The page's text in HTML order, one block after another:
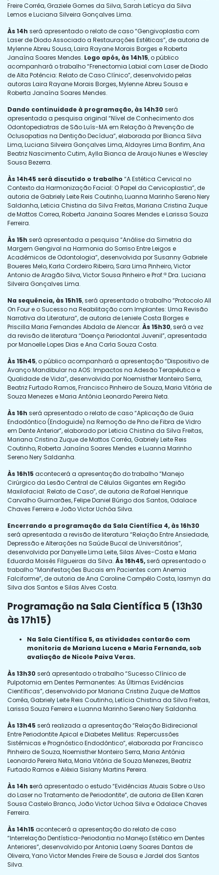
Freire Corrêa, Graziele Gomes da Silva, Sarah Letícya da Silva
Lemos e Luciana Silveira Gonçalves Lima.
Às 14h será apresentado o relato de caso “Gengivoplastia com
Laser de Diodo Associado a Restaurações Estéticas”, de autoria de
Mylenne Abreu Sousa, Laira Rayane Morais Borges e Roberta
Janaína Soares Mendes. Logo após, às 14h15, o público
acompanhará o trabalho “Frenectomia Labial com Laser de Diodo
de Alta Potência: Relato de Caso Clínico”, desenvolvido pelas
autoras Laira Rayane Morais Borges, Mylenne Abreu Sousa e
Roberta Janaína Soares Mendes.
Dando continuidade à programação, às 14h30 será
apresentada a pesquisa original “Nível de Conhecimento dos
Odontopediatras de São Luís-MA em Relação à Prevenção de
Oclusopatias na Dentição Decídua”, elaborada por Bianca Silva
Lima, Luciana Silveira Gonçalves Lima, Aldayres Lima Bonfim, Ana
Beatriz Nascimento Cutim, Aylla Bianca de Araujo Nunes e Wescley
Sousa Bezerra.
Às 14h45 será discutido o trabalho “A Estética Cervical no
Contexto da Harmonização Facial: O Papel da Cervicoplastia”, de
autoria de Gabriely Leite Reis Coutinho, Luanna Marinho Sereno Nery
Saldanha, Leticia Chistina da Silva Freitas, Mariana Cristina Zuque
de Mattos Correa, Roberta Janaina Soares Mendes e Larissa Souza
Ferreira.
Às 15h será apresentada a pesquisa “Análise da Simetria da
Margem Gengival na Harmonia do Sorriso Entre Leigos e
Acadêmicos de Odontologia”, desenvolvida por Susanny Gabriele
Boueres Melo, Karla Cordeiro Ribeiro, Sara Lima Pinheiro, Victor
Antonio de Aragão Silva, Victor Sousa Pinheiro e Prof.ª Dra. Luciana
Silveira Gonçalves Lima.
Na sequência, às 15h15, será apresentado o trabalho “Protocolo All
On Four e o Sucesso na Reabilitação com Implantes: Uma Revisão
Narrativa da Literatura”, de autoria de Leniele Costa Borges e
Priscilla Maria Fernandes Abdala de Alencar. Às 15h30, será a vez
da revisão de literatura “Doença Periodontal Juvenil”, apresentada
por Manoelle Lopes Dias e Ana Carla Souza Costa.
Às 15h45, o público acompanhará a apresentação “Dispositivo de
Avanço Mandibular na AOS: Impactos na Adesão Terapêutica e
Qualidade de Vida”, desenvolvida por Noemisther Monteiro Serra,
Beatriz Furtado Ramos, Francisco Pinheiro de Souza, Maria Vitória de
Souza Menezes e Maria Antônia Leonardo Pereira Neta.
Às 16h será apresentado o relato de caso “Aplicação de Guia
Endodôntico (Endoguide) na Remoção de Pino de Fibra de Vidro
em Dente Anterior”, elaborado por Leticia Chistina da Silva Freitas,
Mariana Cristina Zuque de Mattos Corrêa, Gabriely Leite Reis
Coutinho, Roberta Janaína Soares Mendes e Luanna Marinho
Sereno Nery Saldanha.
Às 16h15 acontecerá a apresentação do trabalho “Manejo
Cirúrgico da Lesão Central de Células Gigantes em Região
Maxilofacial: Relato de Caso”, de autoria de Rafael Henrique
Carvalho Guimarães, Felipe Daniel Búrigo dos Santos, Odalace
Chaves Ferreira e João Victor Uchôa Silva.
Encerrando a programação da Sala Científica 4, às 16h30
será apresentada a revisão de literatura “Relação Entre Ansiedade,
Depressão e Alterações na Saúde Bucal de Universitários”,
desenvolvida por Danyelle Lima Leite, Silas Alves-Costa e Maria
Eduarda Moisés Filgueiras da Silva. Às 16h45,será apresentado o
trabalho “Manifestações Bucais em Pacientes com Anemia
Falciforme”, de autoria de Ana Caroline Campêlo Costa, Iasmyn da
Silva dos Santos e Silas Alves Costa.
Programação na Sala Científica 5 (13h30
às 17h15)
Na Sala Científica 5, as atividades contarão com
monitoria de Mariana Lucena e Maria Fernanda, sob
avaliação de Nicole Paiva Veras.
Às 13h30 será apresentado o trabalho “Sucesso Clínico de
Pulpotomia em Dentes Permanentes: As Últimas Evidências
Científicas”, desenvolvido por Mariana Cristina Zuque de Mattos
Corrêa, Gabriely Leite Reis Coutinho, Letícia Chistina da Silva Freitas,
Larissa Souza Ferreira e Luanna Marinho Sereno Nery Saldanha.
Às 13h45 será realizada a apresentação “Relação Bidirecional
Entre Periodontite Apical e Diabetes Mellitus: Repercussões
Sistêmicas e Prognóstico Endodôntico”, elaborada por Francisco
Pinheiro de Souza, Noemisther Monteiro Serra, Maria Antônia
Leonardo Pereira Neta, Maria Vitória de Souza Menezes, Beatriz
Furtado Ramos e Aléxia Sislany Martins Pereira.
Às 14h será apresentado o estudo “Evidências Atuais Sobre o Uso
do Laser no Tratamento de Periodontite”, de autoria de Ellen Karen
Sousa Castelo Branco, João Victor Uchoa Silva e Odalace Chaves
Ferreira.
Às 14h15 acontecerá a apresentação do relato de caso
“Interrelação Dentística-Periodontia no Manejo Estético em Dentes
Anteriores”, desenvolvido por Antonia Laeny Soares Dantas de
Oliveira, Yano Victor Mendes Freire de Sousa e Jardel dos Santos
Silva.